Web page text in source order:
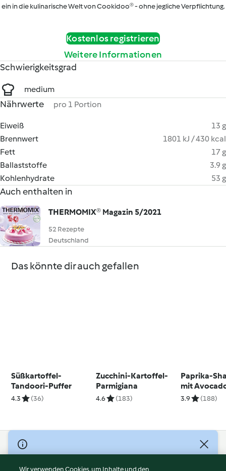
ein in die kulinarische Welt von Cookidoo® - ohne jegliche Verpflichtung.
Kostenlos registrieren
Weitere Informationen
Schwierigkeitsgrad
medium
Nährwerte pro 1 Portion
Eiweiß
13 g
Brennwert
1801 kJ / 430 kcal
Fett
17 g
Ballaststoffe
3.9 g
Kohlenhydrate
53 g
Auch enthalten in
THERMOMIX® Magazin 5/2021
52 Rezepte
Deutschland
Das könnte dir auch gefallen
Süßkartoffel-
Tandoori-Puffer
4.3 (36)
Zucchini-Kartoffel-
Parmigiana
4.6 (183)
Paprika-
mit
3.9 (188)
© Copyright 2026
Nutzungsbedingungen
Wir verwenden Cookies, um Inhalte und den